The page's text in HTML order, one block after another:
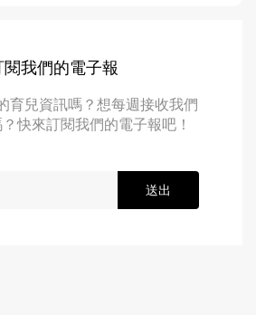
閱我們的電子報
育兒資訊嗎？想每週接收我們
快來訂閱我們的電子報吧！
送出